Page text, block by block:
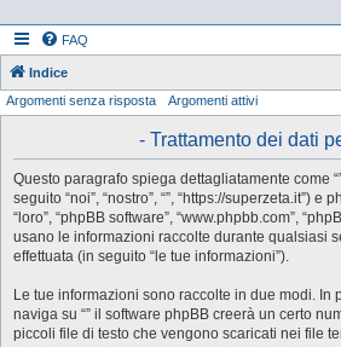
FAQ
Indice
Argomenti senza risposta Argomenti attivi
- Trattamento dei dati
Questo paragrafo spiega dettagliatamente come
seguito “noi”, “nostro”, “”, “https://superzeta.it”) e
“loro”, “phpBB software”, “www.phpbb.com”,
usano le informazioni raccolte durante qualsiasi
effettuata (in seguito “le tue informazioni”).
Le tue informazioni sono raccolte in due modi. In
naviga su “” il software phpBB creerà un certo
piccoli file di testo che vengono scaricati nei file